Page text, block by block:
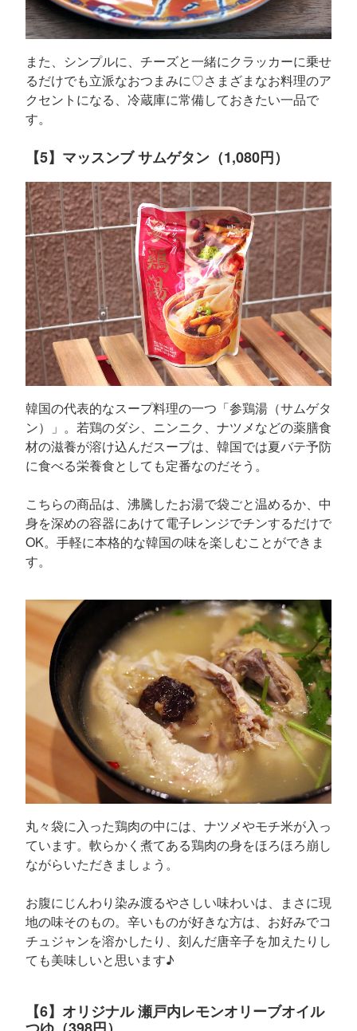
また、シンプルに、チーズと一緒にクラッカーに乗せ
るだけでも立派なおつまみに♡さまざまなお料理のア
クセントになる、冷蔵庫に常備しておきたい一品で
す。
【5】マッスンブ サムゲタン（1,080円）
韓国の代表的なスープ料理の一つ「参鶏湯（サムゲタ
ン）」。若鶏のダシ、ニンニク、ナツメなどの薬膳食
材の滋養が溶け込んだスープは、韓国では夏バテ予防
に食べる栄養食としても定番なのだそう。
こちらの商品は、沸騰したお湯で袋ごと温めるか、中
身を深めの容器にあけて電子レンジでチンするだけで
OK。手軽に本格的な韓国の味を楽しむことができま
す。
丸々袋に入った鶏肉の中には、ナツメやモチ米が入っ
ています。軟らかく煮てある鶏肉の身をほろほろ崩し
ながらいただきましょう。
お腹にじんわり染み渡るやさしい味わいは、まさに現
地の味そのもの。辛いものが好きな方は、お好みでコ
チュジャンを溶かしたり、刻んだ唐辛子を加えたりし
ても美味しいと思います♪
【6】オリジナル 瀬戸内レモンオリーブオイル